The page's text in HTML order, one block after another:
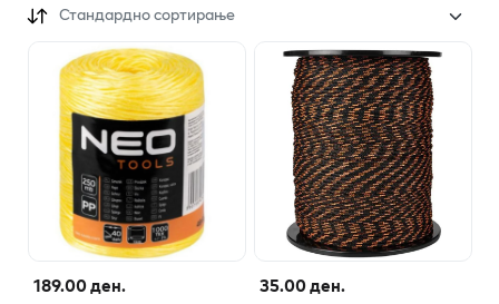
Стандардно сортирање
189.00 ден. 35.00 ден.